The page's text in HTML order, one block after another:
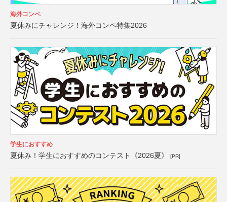
海外コンペ
夏休みにチャレンジ！海外コンペ特集2026
学生におすすめ
夏休み！学生におすすめのコンテスト《2026夏》 [PR]